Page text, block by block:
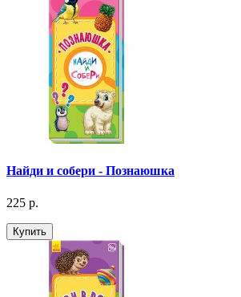
Найди и собери - Познаюшка
225 р.
Купить